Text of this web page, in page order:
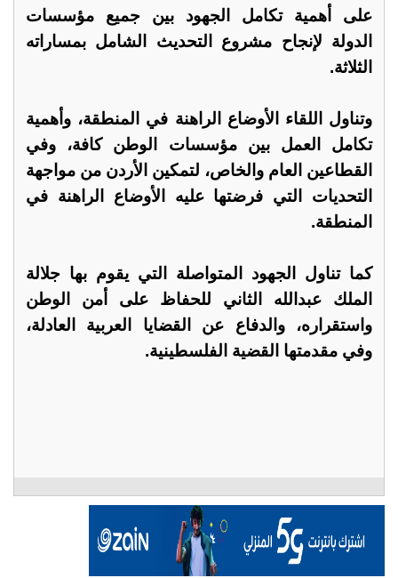
على أهمية تكامل الجهود بين جميع مؤسسات
الدولة لإنجاح مشروع التحديث الشامل بمساراته
الثلاثة.
وتناول اللقاء الأوضاع الراهنة في المنطقة، وأهمية
تكامل العمل بين مؤسسات الوطن كافة، وفي
القطاعين العام والخاص، لتمكين الأردن من مواجهة
التحديات التي فرضتها عليه الأوضاع الراهنة في
المنطقة.
كما تناول الجهود المتواصلة التي يقوم بها جلالة
الملك عبدالله الثاني للحفاظ على أمن الوطن
واستقراره، والدفاع عن القضايا العربية العادلة،
وفي مقدمتها القضية الفلسطينية.